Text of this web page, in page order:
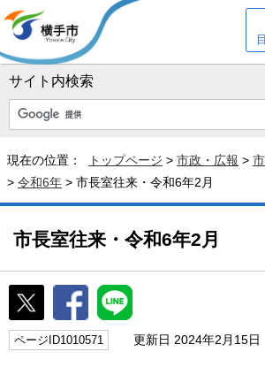
サイト内検索
現在の位置： トップページ > 市政・広報 >
> 令和6年 > 市長室往来・令和6年2月
市長室往来・令和6年2月
ページID1010571 更新日 2024年2月15日